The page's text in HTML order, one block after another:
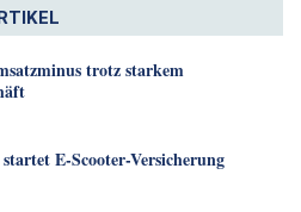
trotz starkem
E-Scooter-Versicherung